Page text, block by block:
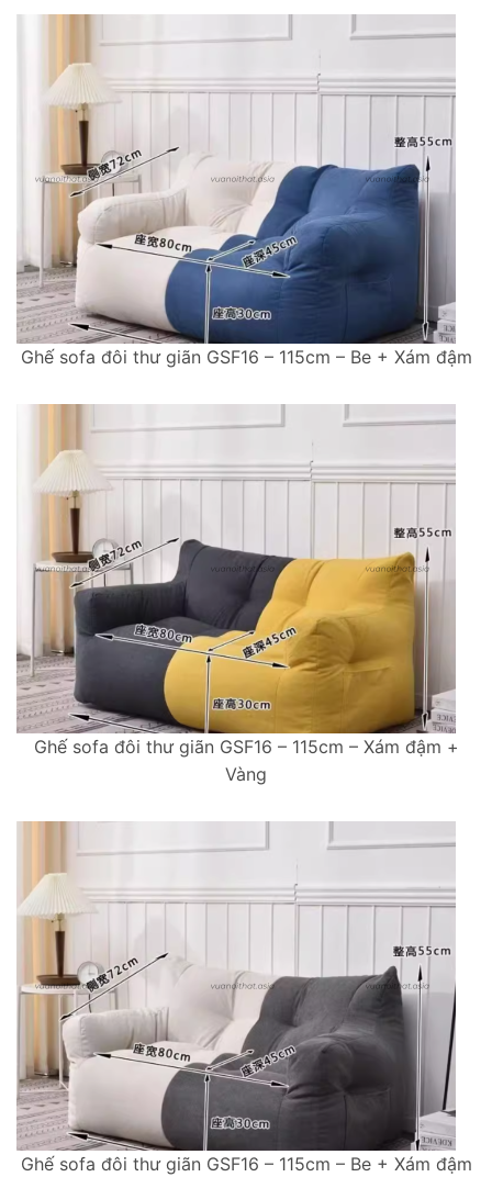
Ghế sofa đôi thư giãn GSF16 – 115cm – Be + Xám đậm
Ghế sofa đôi thư giãn GSF16 – 115cm – Xám đậm +
Vàng
Ghế sofa đôi thư giãn GSF16 – 115cm – Be + Xám đậm